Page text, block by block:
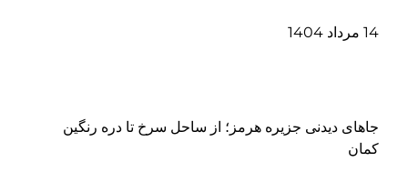
14 مرداد 1404
جاهای دیدنی جزیره هرمز؛ از ساحل سرخ تا دره رنگین
کمان